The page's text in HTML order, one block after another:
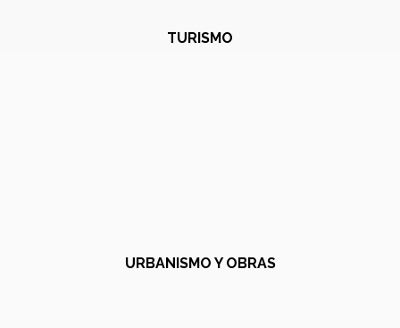
TURISMO
URBANISMO Y OBRAS